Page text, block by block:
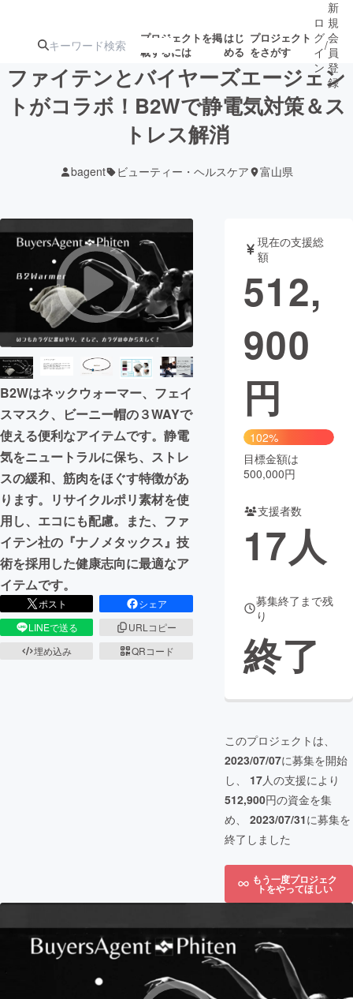
プロジェクトを掲
載するには
はじ
める
プロジェクト
をさがす
注目の新着プロ募集終了が近いプ
テクノロジー・ガジェット
映像・映画 書籍・雑誌
ビジネス・起業 チャレンジ
まちづくり・地域活性化
CAMPFIRE for Social Good
CAMPFIRE Creation
CAMPFIREふるさと納税machi-ya コミュニティ
ロ
グ
イ
ン
/
新
規
会
員
登
録
ファイテンとバイヤーズエージェン
トがコラボ！B2Wで静電気対策＆ス
トレス解消
bagent ビューティー・ヘルスケア 富山県
B2Wはネックウォーマー、フェイ
スマスク、ビーニー帽の３WAYで
使える便利なアイテムです。静電
気をニュートラルに保ち、ストレ
スの緩和、筋肉をほぐす特徴があ
ります。リサイクルポリ素材を使
用し、エコにも配慮。また、ファ
イテン社の『ナノメタックス』技
術を採用した健康志向に最適なア
イテムです。
ポスト
シェア
LINEで送る
URLコピー
埋め込み
QRコード
現在の支援総
額
512,
900
円
102%
目標金額は
500,000円
支援者数
17人
募集終了まで残
り
終了
このプロジェクトは、
2023/07/07に募集を開始
し、 17人の支援により
512,900円の資金を集
め、 2023/07/31に募集を
終了しました
もう一度プロジェク
トをやってほしい